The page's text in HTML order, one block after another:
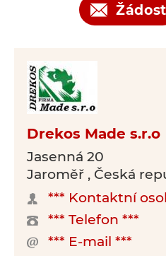
Žádost
Drekos Made s.r.o
Jasenná 20
Jaroměř , Česká
*** Kontaktní
*** Telefon ***
*** E-mail ***